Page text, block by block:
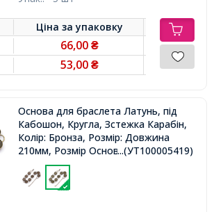
Ціна заупаковку
66,00₴
53,00₴
Основа для браслета Латунь, під
Кабошон, Кругла, Зстежка Карабін,
Колір: Бронза, Розмір: Довжина
210мм, Розмір Основи: Діаметр
14мм,
...(УТ100005419)